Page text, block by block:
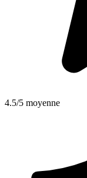
4.5/5 moyenne